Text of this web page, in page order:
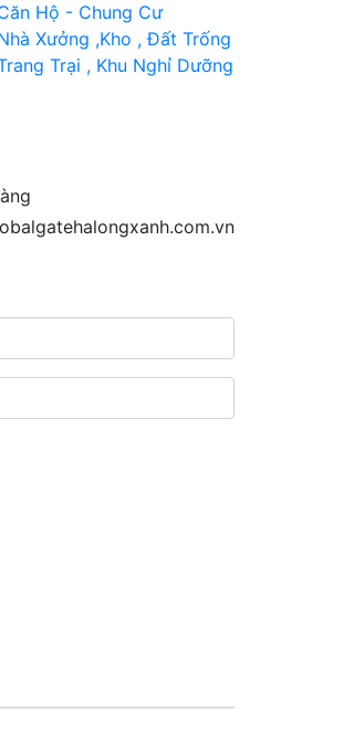
Hộ - Chung Cư
Xưởng ,Kho , Đất Trống
Trại , Khu Nghỉ Dưỡng